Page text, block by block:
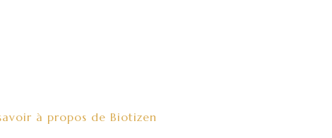
à propos de Biotizen